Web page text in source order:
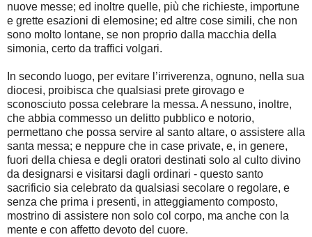
nuove messe; ed inoltre quelle, più che richieste, importune
e grette esazioni di elemosine; ed altre cose simili, che non
sono molto lontane, se non proprio dalla macchia della
simonia, certo da traffici volgari.
In secondo luogo, per evitare l’irriverenza, ognuno, nella sua
diocesi, proibisca che qualsiasi prete girovago e
sconosciuto possa celebrare la messa. A nessuno, inoltre,
che abbia commesso un delitto pubblico e notorio,
permettano che possa servire al santo altare, o assistere alla
santa messa; e neppure che in case private, e, in genere,
fuori della chiesa e degli oratori destinati solo al culto divino
da designarsi e visitarsi dagli ordinari - questo santo
sacrificio sia celebrato da qualsiasi secolare o regolare, e
senza che prima i presenti, in atteggiamento composto,
mostrino di assistere non solo col corpo, ma anche con la
mente e con affetto devoto del cuore.